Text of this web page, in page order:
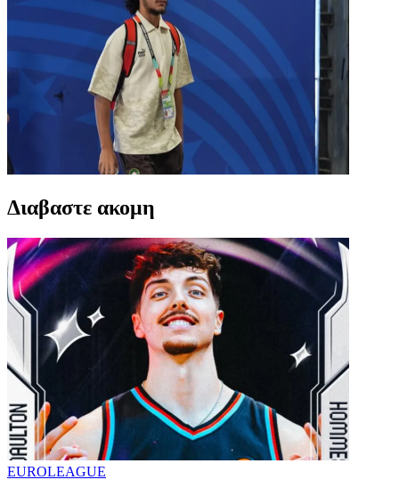
Διαβαστε ακομη
EUROLEAGUE